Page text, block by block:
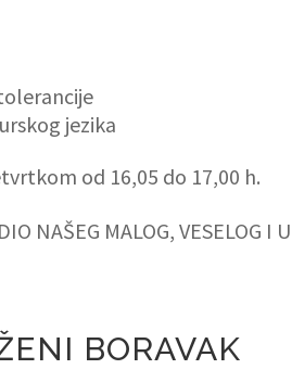
jezika
od 16,05 do 17,00 h.
NAŠEG MALOG, VESELOG I
BORAVAK